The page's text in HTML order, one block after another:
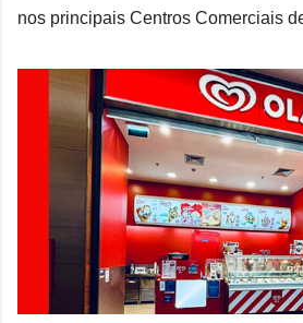
nos principais Centros Comerciais